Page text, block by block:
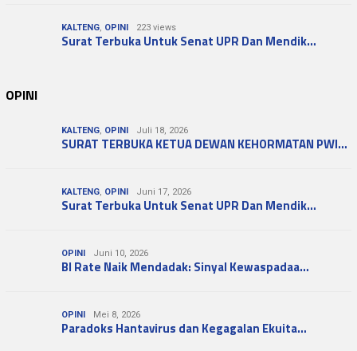
KALTENG, OPINI 223 views
Surat Terbuka Untuk Senat UPR Dan Mendik…
OPINI
KALTENG, OPINI Juli 18, 2026
SURAT TERBUKA KETUA DEWAN KEHORMATAN PWI…
KALTENG, OPINI Juni 17, 2026
Surat Terbuka Untuk Senat UPR Dan Mendik…
OPINI Juni 10, 2026
BI Rate Naik Mendadak: Sinyal Kewaspadaa…
OPINI Mei 8, 2026
Paradoks Hantavirus dan Kegagalan Ekuita…